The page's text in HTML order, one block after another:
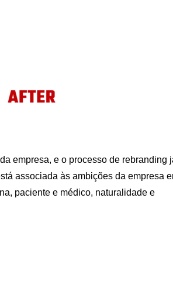
empresa, e o processo de rebranding
associada às ambições da empresa
paciente e médico, naturalidade e